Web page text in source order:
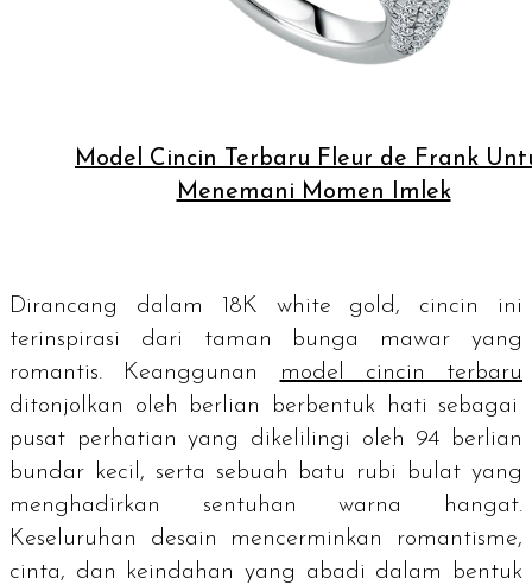
Model Cincin Terbaru Fleur de Frank
Menemani Momen Imlek
Dirancang dalam 18K white gold , cincin ini
terinspirasi dari taman bunga mawar yang
romantis. Keanggunan
model cincin terbaru
ditonjolkan oleh berlian berbentuk hati sebagai
pusat perhatian yang dikelilingi oleh 94 berlian
bundar kecil, serta sebuah batu rubi bulat yang
menghadirkan sentuhan warna hangat.
Keseluruhan desain mencerminkan romantisme,
cinta, dan keindahan yang abadi dalam bentuk